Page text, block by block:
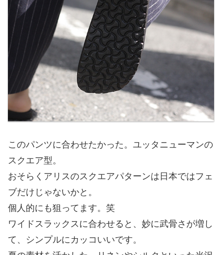
このパンツに合わせたかった。ユッタニューマンの
スクエア型。
おそらくアリスのスクエアパターンは日本ではフェ
ブだけじゃないかと。
個人的にも狙ってます。笑
ワイドスラックスに合わせると、妙に武骨さが増し
て、シンプルにカッコいいです。